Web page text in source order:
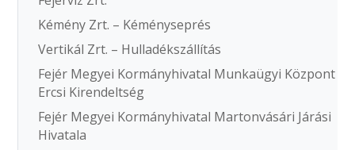
Kémény Zrt. – Kéményseprés
Vertikál Zrt. – Hulladékszállítás
Fejér Megyei Kormányhivatal Munkaügyi Központ
Ercsi Kirendeltség
Fejér Megyei Kormányhivatal Martonvásári Járási
Hivatala